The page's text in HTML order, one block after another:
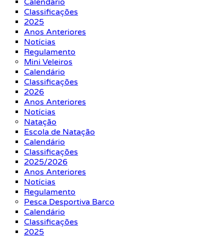
Calendário
Classificações
2025
Anos Anteriores
Notícias
Regulamento
Mini Veleiros
Calendário
Classificações
2026
Anos Anteriores
Notícias
Natação
Escola de Natação
Calendário
Classificações
2025/2026
Anos Anteriores
Notícias
Regulamento
Pesca Desportiva Barco
Calendário
Classificações
2025